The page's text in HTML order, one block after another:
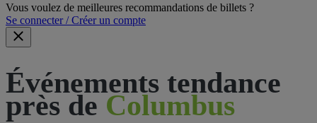
Vous voulez de meilleures recommandations de billets ?
Se connecter / Créer un compte
Événements tendance
près de Columbus